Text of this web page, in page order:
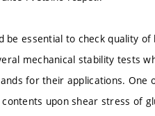
be essential to check quality
mechanical stability tests
for their applications. One
upon shear stress of